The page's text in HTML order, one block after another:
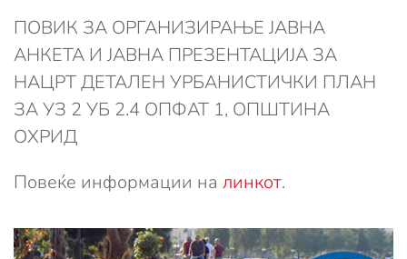
ПОВИК ЗА ОРГАНИЗИРАЊЕ ЈАВНА
АНКЕТА И ЈАВНA ПРЕЗЕНТАЦИЈА ЗА
НАЦРТ ДЕТАЛЕН УРБАНИСТИЧКИ ПЛАН
ЗА УЗ 2 УБ 2.4 ОПФАТ 1, ОПШТИНА
ОХРИД
Повеќе информации на линкот.